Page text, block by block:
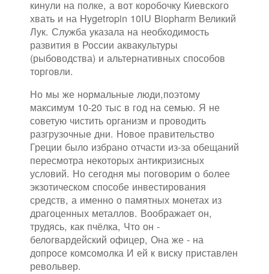
кинули на полке, а вот коробочку Киевского
хвать и на Hygetropin 10IU Biopharm Великий
Лук. Служба указала на необходимость
развития в России аквакультуры
(рыбоводства) и альтернативных способов
торговли.
Но мы же нормальные люди,поэтому
максимум 10-20 тыс в год на семью. Я не
советую чистить организм и проводить
разгрузочные дни. Новое правительство
Греции было избрано отчасти из-за обещаний
пересмотра некоторых антикризисных
условий. Но сегодня мы поговорим о более
экзотическом способе инвестирования
средств, а именно о памятных монетах из
драгоценных металлов. Воображает он,
трудясь, как пчёлка, Что он -
белогвардейский офицер, Она же - на
допросе комсомолка И ей к виску приставлен
револьвер.